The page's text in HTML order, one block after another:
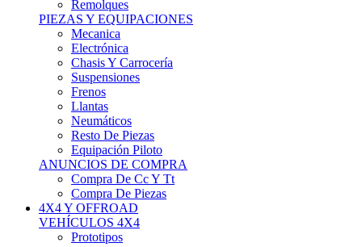
Prototipos
Venta De Side By Side
Quads Y Buggys
4x4 De Calle
PIEZAS PARA 4X4
Mecánica
Carrocería
Suspensiones
Llantas
Neumáticos
ANUNCIOS DE COMPRA
Compra De 4x4
Compra De Piezas
MOTOS
MOTOS
Motos De Circuito